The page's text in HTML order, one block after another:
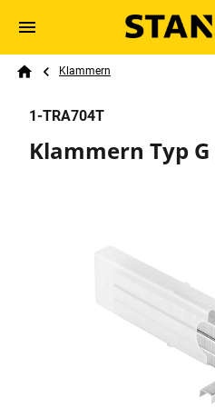
Skip to
Search
Breadcrumb
Klammern
1-TRA704T
Klammern Typ